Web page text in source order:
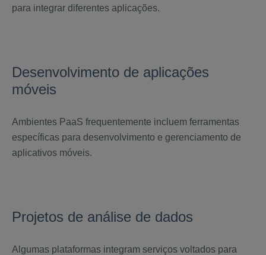
para integrar diferentes aplicações.
Desenvolvimento de aplicações
móveis
Ambientes PaaS frequentemente incluem ferramentas
específicas para desenvolvimento e gerenciamento de
aplicativos móveis.
Projetos de análise de dados
Algumas plataformas integram serviços voltados para